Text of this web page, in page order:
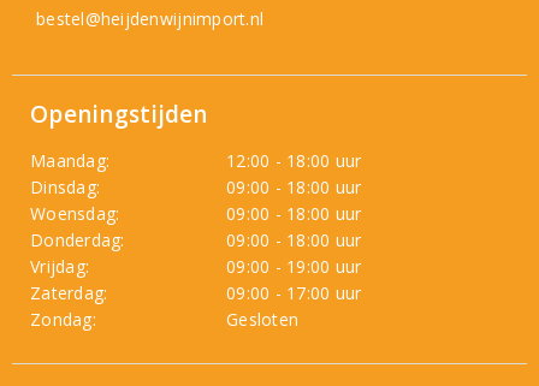
bestel@heijdenwijnimport.nl
Openingstijden
Maandag:
12:00 - 18:00 uur
Dinsdag:
09:00 - 18:00 uur
Woensdag:
09:00 - 18:00 uur
Donderdag:
09:00 - 18:00 uur
Vrijdag:
09:00 - 19:00 uur
Zaterdag:
09:00 - 17:00 uur
Zondag:
Gesloten